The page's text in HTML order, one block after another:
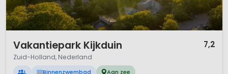
Vakantiepark Kijkduin 7,2
Zuid-Holland, Nederland
L Binnenzwembad Aan zee